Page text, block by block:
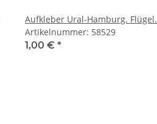
Aufkleber Ural-Hamburg. Flügel.
Artikelnummer: 58529
1,00 € *